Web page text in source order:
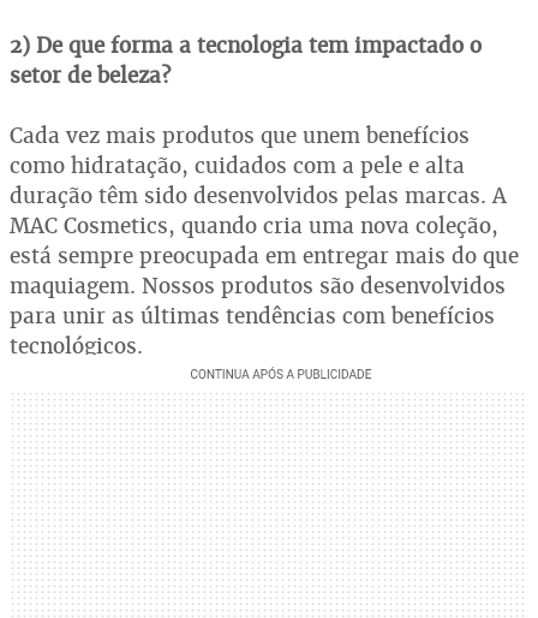
2) De que forma a tecnologia tem impactado o
setor de beleza?
Cada vez mais produtos que unem benefícios
como hidratação, cuidados com a pele e alta
duração têm sido desenvolvidos pelas marcas. A
MAC Cosmetics, quando cria uma nova coleção,
está sempre preocupada em entregar mais do que
maquiagem. Nossos produtos são desenvolvidos
para unir as últimas tendências com benefícios
tecnológicos.